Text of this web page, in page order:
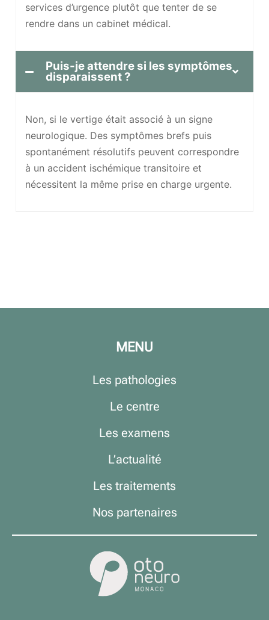
services d’urgence plutôt que tenter de se
rendre dans un cabinet médical.
Puis-je attendre si les symptômes
disparaissent ?
Non, si le vertige était associé à un signe
neurologique. Des symptômes brefs puis
spontanément résolutifs peuvent correspondre
à un accident ischémique transitoire et
nécessitent la même prise en charge urgente.
MENU
Les pathologies
Le centre
Les examens
L’actualité
Les traitements
Nos partenaires